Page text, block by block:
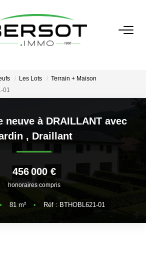
Acheter
Professionnel
Vendre
Investissement
Les Lots
Terrain + Maison
01
neuve à DRAILLANT avec
, Draillant
456 000 €
honoraires compris
• 81 m² • Réf : BTHOBL621-01